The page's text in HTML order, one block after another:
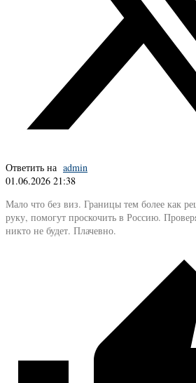
Ответить на admin
01.06.2026 21:38
Мало что без виз. Границы тем более как
руку, помогут проскочить в Россию.
никто не будет. Плачевно.